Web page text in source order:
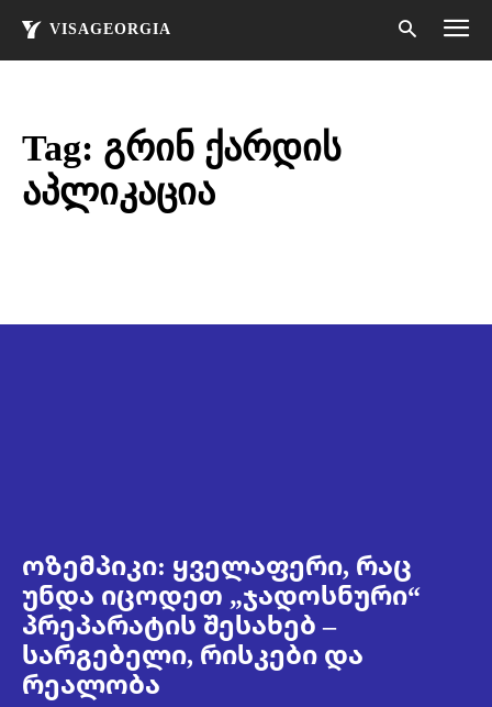
VISAGEORGIA
Tag: გრინ ქარდის
აპლიკაცია
ოზემპიკი: ყველაფერი, რაც
უნდა იცოდეთ „ჯადოსნური“
პრეპარატის შესახებ –
სარგებელი, რისკები და
რეალობა